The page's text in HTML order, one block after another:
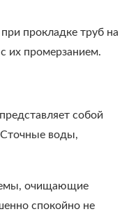
прокладке труб на
их промерзанием.
собой
воды,
очищающие
спокойно не